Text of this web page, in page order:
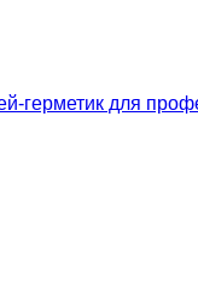
герметик для